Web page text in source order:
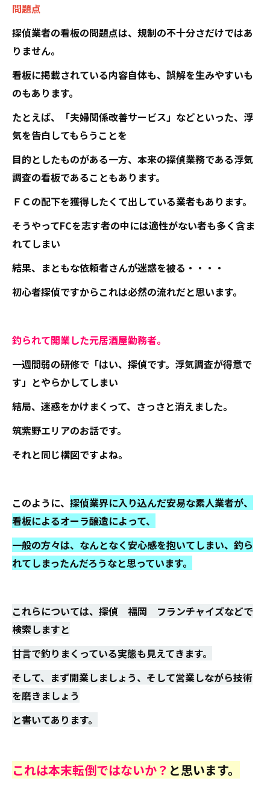
問題点
探偵業者の看板の問題点は、規制の不十分さだけではあ
りません。
看板に掲載されている内容自体も、誤解を生みやすいも
のもあります。
たとえば、「夫婦関係改善サービス」などといった、浮
気を告白してもらうことを
目的としたものがある一方、本来の探偵業務である浮気
調査の看板であることもあります。
ＦＣの配下を獲得したくて出している業者もあります。
そうやってFCを志す者の中には適性がない者も多く含ま
れてしまい
結果、まともな依頼者さんが迷惑を被る・・・・
初心者探偵ですからこれは必然の流れだと思います。
釣られて開業した元居酒屋勤務者。
一週間弱の研修で「はい、探偵です。浮気調査が得意で
す」とやらかしてしまい
結局、迷惑をかけまくって、さっさと消えました。
筑紫野エリアのお話です。
それと同じ構図ですよね。
このように、 探偵業界に入り込んだ安易な素人業者が、
看板によるオーラ醸造によって、
一般の方々は、なんとなく安心感を抱いてしまい、釣ら
れてしまったんだろうなと思っています。
これらについては、探偵 福岡 フランチャイズなどで
検索しますと
甘言で釣りまくっている実態も見えてきます。
そして、まず開業しましょう、そして営業しながら技術
を磨きましょう
と書いてあります。
これは本末転倒ではないか？ と思います。